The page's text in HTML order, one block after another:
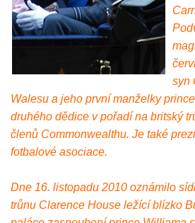
syn
Walesu a jeho první manželky
druhého dědice v pořadí na britský
členů Commonwealthu. Je také
fotbalové asociace.
Dne 16. listopadu 2010 oznámilo
trůnu Clarence House ležící blízko